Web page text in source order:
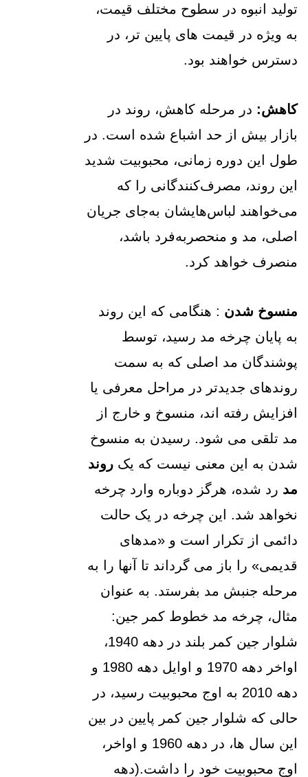
تولید انبوه در سطوح مختلف قیمت،
به ویژه در قیمت های پایین تر، در
دسترس خواهند بود.
کاهش: در مرحله کاهش، روند در
بازار بیش از حد اشباع شده است. در
طول این دوره زمانی، محبوبیت شدید
این روند، مصرف‌کنندگانی را که
می‌خواهند لباس‌هایشان به‌جای جریان
اصلی، مد و منحصربه‌فرد باشد،
منصرف خواهد کرد.
منسوخ شدن : هنگامی که این روند
به پایان چرخه مد رسید، توسط
پوشندگان مد اصلی که به سمت
روندهای جدیدتر در مراحل معرفی یا
افزایش رفته اند، منسوخ و خارج از
مد تلقی می شود. رسیدن به منسوخ
شدن به این معنی نیست که یک روند
مد رد شده، هرگز دوباره وارد چرخه
نخواهد شد. این چرخه در یک حالت
دائمی از تکرار است و «مدهای
قدیمی» را باز می گرداند تا آنها را به
مرحله جنبش مد بفرستد. به عنوان
مثال، چرخه مد خطوط کمر جین:
شلوار جین کمر بلند در دهه 1940،
اواخر دهه 1970 و اوایل دهه 1980 و
دهه 2010 به اوج محبوبیت رسید، در
حالی که شلوار جین کمر پایین در بین
این سال ها، در دهه 1960 و اواخر،
اوج محبوبیت خود را داشت.(دهه